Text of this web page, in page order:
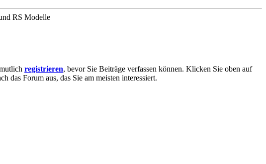
RS Modelle
registrieren, bevor Sie Beiträge verfassen können. Klicken Sie oben auf
das Forum aus, das Sie am meisten interessiert.